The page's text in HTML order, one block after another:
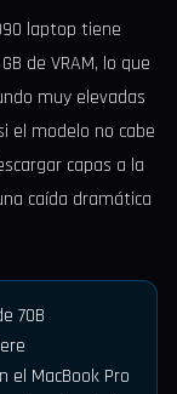
laptop tiene
de VRAM, lo que
muy elevadas
el modelo no cabe
capas a la
caída dramática
70B
el MacBook Pro